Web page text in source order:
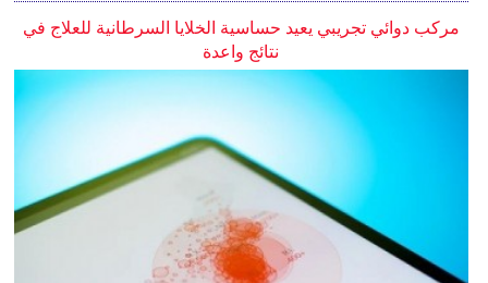
مركب دوائي تجريبي يعيد حساسية الخلايا السرطانية للعلاج في
نتائج واعدة